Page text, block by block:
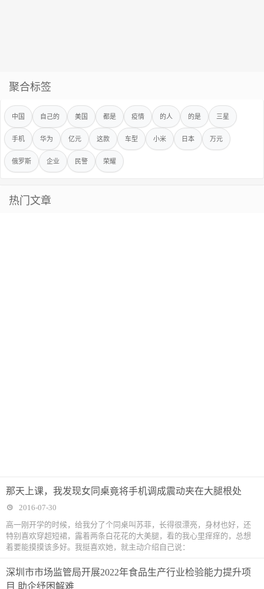
聚合标签
中国 自己的 美国 都是 疫情 的人 的是 三星
手机 华为 亿元 这款 车型 小米 日本 万元
俄罗斯 企业 民警 荣耀
热门文章
那天上课，我发现女同桌竟将手机调成震动夹在大腿根处
2016-07-30
高一刚开学的时候，给我分了个同桌叫苏菲，长得很漂亮，身材也好，还
特别喜欢穿超短裙，露着两条白花花的大美腿，看的我心里痒痒的，总想
着要能摸摸该多好。我挺喜欢她，就主动介绍自己说：
深圳市市场监管局开展2022年食品生产行业检验能力提升项
目 助企纾困解难